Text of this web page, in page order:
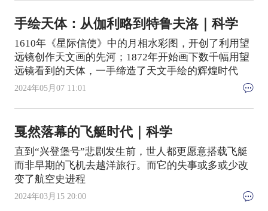
手绘天体：从伽利略到特鲁夫洛｜科学
1610年《星际信使》中的月相水彩图，开创了利用望
远镜创作天文画的先河；1872年开始画下数千幅用望
远镜看到的天体，一手缔造了天文手绘的辉煌时代
2024年05月07 11:01
戛然落幕的飞艇时代｜科学
直到“兴登堡号”悲剧发生前，世人都更愿意搭载飞艇
而非早期的飞机去越洋旅行。而它的失事或多或少改
变了航空史进程
2024年03月15 20:00